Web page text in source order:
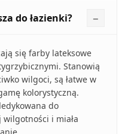
do łazienki?
się farby lateksowe
Stanowią
wilgoci, są łatwe w
kolorystyczną.
do
i miała